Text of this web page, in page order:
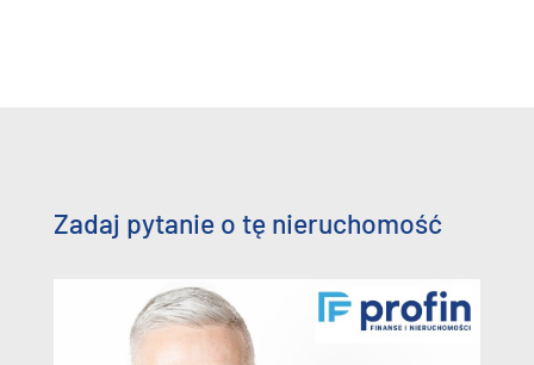
Zadaj pytanie o tę nieruchomość